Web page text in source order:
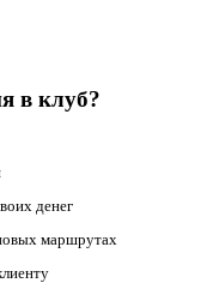
в клуб?
денег
маршрутах